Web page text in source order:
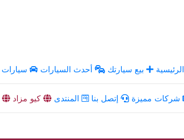
الرئيسية بيع سيارتك أحدث السيارات سيارات
شركات مميزة إتصل بنا المنتدى كيو مزاد